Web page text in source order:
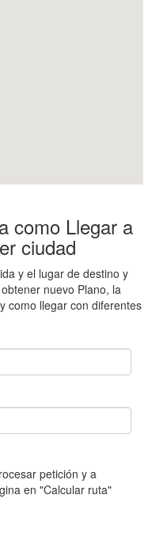
como Llegar a
ciudad
y el lugar de destino y
nuevo Plano, la
como llegar con diferentes
petición y a
en "Calcular ruta"